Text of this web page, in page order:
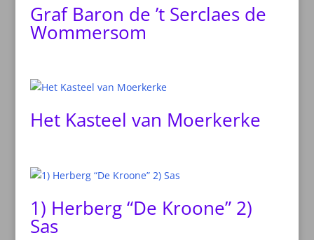
Graf Baron de ’t Serclaes de
Wommersom
Het Kasteel van Moerkerke
1) Herberg “De Kroone” 2)
Sas